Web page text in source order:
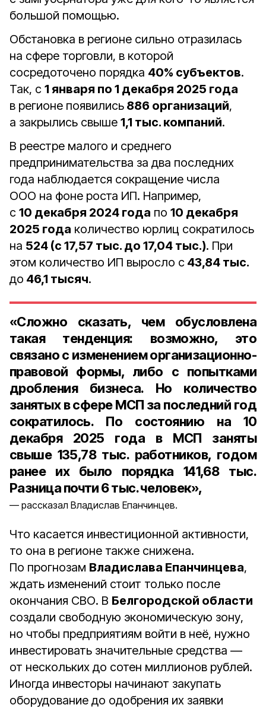
большой помощью.
Обстановка в регионе сильно отразилась
на сфере торговли, в которой
сосредоточено порядка 40% субъектов.
Так, с 1 января по 1 декабря 2025 года
в регионе появились 886 организаций,
а закрылись свыше 1,1 тыс. компаний.
В реестре малого и среднего
предпринимательства за два последних
года наблюдается сокращение числа
ООО на фоне роста ИП. Например,
с 10 декабря 2024 года по 10 декабря
2025 года количество юрлиц сократилось
на 524 (с 17,57 тыс. до 17,04 тыс.). При
этом количество ИП выросло с 43,84 тыс.
до 46,1 тысяч.
«Сложно сказать, чем обусловлена
такая тенденция: возможно, это
связано с изменением организационно-
правовой формы, либо с попытками
дробления бизнеса. Но количество
занятых в сфере МСП за последний год
сократилось. По состоянию на 10
декабря 2025 года в МСП заняты
свыше 135,78 тыс. работников, годом
ранее их было порядка 141,68 тыс.
Разница почти 6 тыс. человек»,
рассказал Владислав Епанчинцев.
Что касается инвестиционной активности,
то она в регионе также снижена.
По прогнозам Владислава Епанчинцева,
ждать изменений стоит только после
окончания СВО. В Белгородской области
создали свободную экономическую зону,
но чтобы предприятиям войти в неё, нужно
инвестировать значительные средства —
от нескольких до сотен миллионов рублей.
Иногда инвесторы начинают закупать
оборудование до одобрения их заявки